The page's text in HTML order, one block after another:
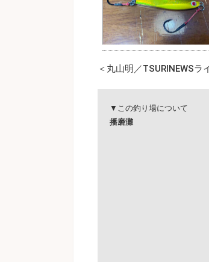
＜丸山明／TSURINEWSラ
▼この釣り場について
播磨灘